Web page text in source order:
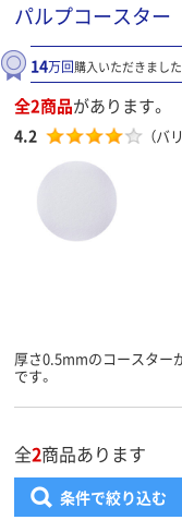
パルプコースタ
14万回購入いただきました
全2商品があります。
4.2 （バ
厚さ0.5mmのコースター
です。
全2商品あります
条件で絞り込む